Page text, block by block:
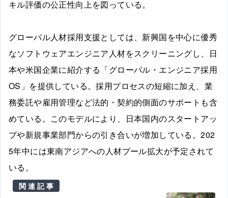
キル評価の公正性向上を図っている。
グローバル人材採用支援としては、新興国を中心に優秀
なソフトウェアエンジニア人材をスクリーニングし、日
本や米国企業に紹介する「グローバル・エンジニア採用
OS」を提供している。採用プロセスの短縮に加え、業
務委託や雇用管理など法的・契約的側面のサポートも含
めている。このモデルにより、日本国内のスタートアッ
プや新規事業部門からの引き合いが増加している。202
5年中には東南アジアへの人材プール拡大が予定されて
いる。
関連記事